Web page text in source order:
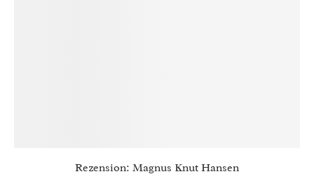
Rezension: Magnus Knut Hansen